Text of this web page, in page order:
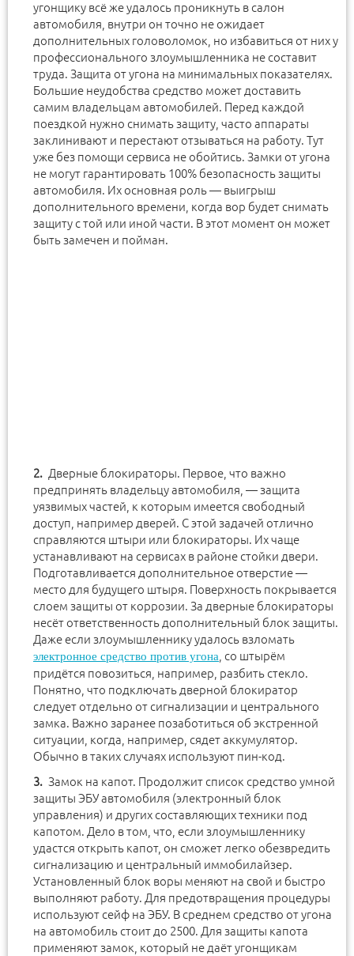
угонщику всё же удалось проникнуть в салон
автомобиля, внутри он точно не ожидает
дополнительных головоломок, но избавиться от них у
профессионального злоумышленника не составит
труда. Защита от угона на минимальных показателях.
Большие неудобства средство может доставить
самим владельцам автомобилей. Перед каждой
поездкой нужно снимать защиту, часто аппараты
заклинивают и перестают отзываться на работу. Тут
уже без помощи сервиса не обойтись. Замки от угона
не могут гарантировать 100% безопасность защиты
автомобиля. Их основная роль — выигрыш
дополнительного времени, когда вор будет снимать
защиту с той или иной части. В этот момент он может
быть замечен и пойман.
Дверные блокираторы. Первое, что важно
предпринять владельцу автомобиля, — защита
уязвимых частей, к которым имеется свободный
доступ, например дверей. С этой задачей отлично
справляются штыри или блокираторы. Их чаще
устанавливают на сервисах в районе стойки двери.
Подготавливается дополнительное отверстие —
место для будущего штыря. Поверхность покрывается
слоем защиты от коррозии. За дверные блокираторы
несёт ответственность дополнительный блок защиты.
Даже если злоумышленнику удалось взломать
электронное средство против угона , со штырём
придётся повозиться, например, разбить стекло.
Понятно, что подключать дверной блокиратор
следует отдельно от сигнализации и центрального
замка. Важно заранее позаботиться об экстренной
ситуации, когда, например, сядет аккумулятор.
Обычно в таких случаях используют пин-код.
Замок на капот. Продолжит список средство умной
защиты ЭБУ автомобиля (электронный блок
управления) и других составляющих техники под
капотом. Дело в том, что, если злоумышленнику
удастся открыть капот, он сможет легко обезвредить
сигнализацию и центральный иммобилайзер.
Установленный блок воры меняют на свой и быстро
выполняют работу. Для предотвращения процедуры
используют сейф на ЭБУ. В среднем средство от угона
на автомобиль стоит до 2500. Для защиты капота
применяют замок, который не даёт угонщикам